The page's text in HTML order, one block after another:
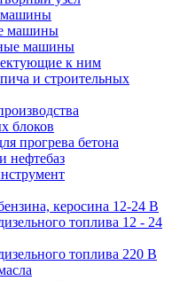
машины
машины
машины
к ним
и строительных
блоков
прогрева бетона
нефтебаз
керосина 12-24 В
топлива 12 - 24
топлива 220 В